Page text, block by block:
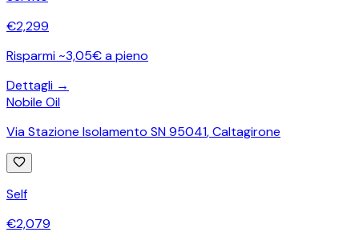
€2,299
Risparmi ~3,05€ a pieno
Dettagli →
Nobile Oil
Via Stazione Isolamento SN 95041,Caltagirone
Self
€2,079